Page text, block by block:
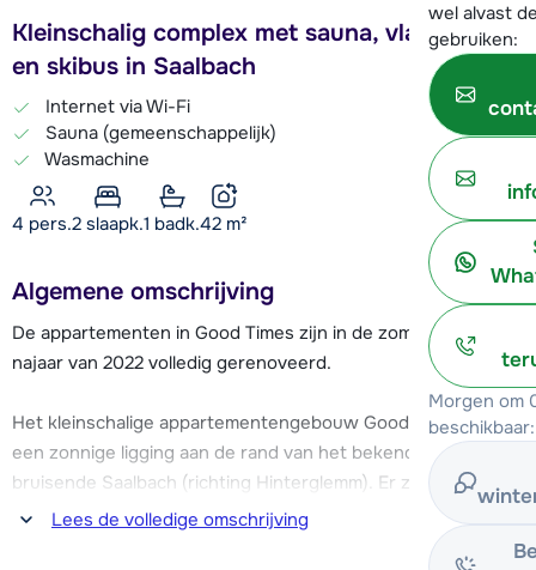
wel alvast
gebruiken:
Morgen om
beschikbaar:
Kleinschalig complex met sauna, vlakbij piste
en skibus in Saalbach
Internet via Wi-Fi
Sauna (gemeenschappelijk)
Wasmachine
4 pers.2 slaapk.1 badk.42 m²
Algemene omschrijving
De appartementen in Good Times zijn in de zomer en het
najaar van 2022 volledig gerenoveerd.
Het kleinschalige appartementengebouw Good Times heeft
een zonnige ligging aan de rand van het bekende en
bruisende Saalbach (richting Hinterglemm). Er zijn in totaal
vier appartementen waarvan er drie verhuurd worden en in
de vierde woont de eigenaar (op de begane grond). Het
Lees de volledige omschrijving